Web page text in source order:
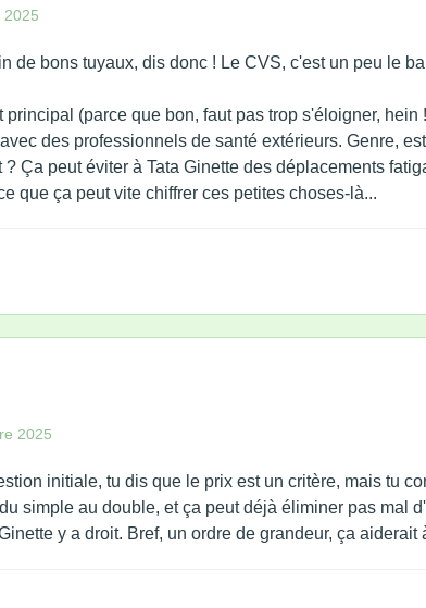
2025
de bons tuyaux, dis donc ! Le CVS, c'est un peu le
(parce que bon, faut pas trop s'éloigner,
des professionnels de santé extérieurs. Genre,
Ça peut éviter à Tata Ginette des déplacements
que ça peut vite chiffrer ces petites choses-là...
2025
initiale, tu dis que le prix est un critère, mais tu
simple au double, et ça peut déjà éliminer pas mal
y a droit. Bref, un ordre de grandeur, ça aiderait